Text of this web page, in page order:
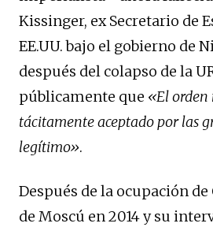
Kissinger, ex Secretario de
EE.UU. bajo el gobierno de
después del colapso de la
públicamente que «El
tácitamente aceptado por las
legítimo».
Después de la ocupación
de Moscú en 2014 y su